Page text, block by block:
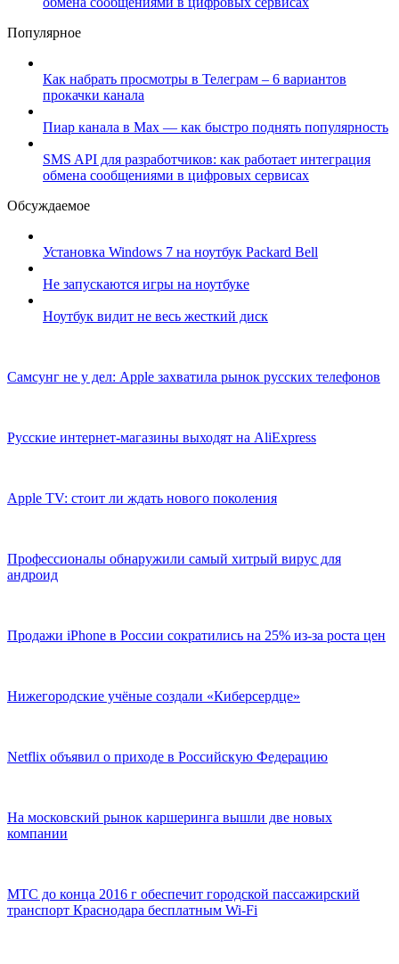
Популярное
Как набрать просмотры в Телеграм – 6 вариантов
прокачки канала
Пиар канала в Max — как быстро поднять популярность
SMS API для разработчиков: как работает интеграция
обмена сообщениями в цифровых сервисах
Обсуждаемое
Установка Windows 7 на ноутбук Packard Bell
Не запускаются игры на ноутбуке
Ноутбук видит не весь жесткий диск
Самсунг не у дел: Apple захватила рынок русских телефонов
Русские интернет-магазины выходят на AliExpress
Apple TV: стоит ли ждать нового поколения
Профессионалы обнаружили самый хитрый вирус для
андроид
Продажи iPhone в России сократились на 25% из-за роста цен
Нижегородские учёные создали «Киберсердце»
Netflix объявил о приходе в Российскую Федерацию
На московский рынок каршеринга вышли две новых
компании
МТС до конца 2016 г обеспечит городской пассажирский
транспорт Краснодара бесплатным Wi-Fi